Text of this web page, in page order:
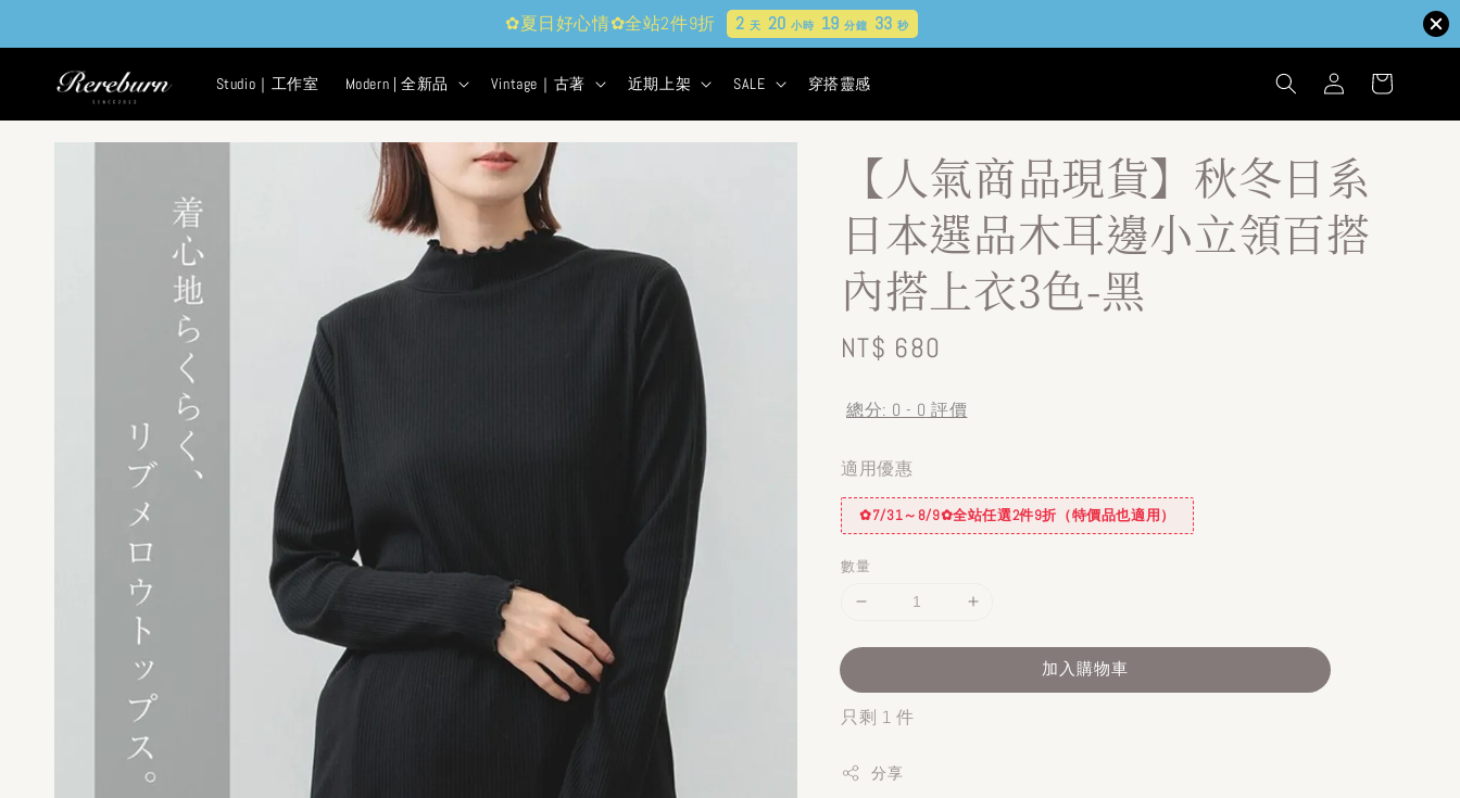
✿夏日好心情✿全站2件9折 2 天 20小時 19分鐘 32秒
Studio｜工作室 Modern | 全新品 Vintage｜古著 近期上架 SALE 穿搭靈感
【人氣商品現貨】秋冬日系
日本選品木耳邊小立領百搭
內搭上衣3色-黑
Regular
NT$ 680
總分: 0 - 0 評價
適用優惠
✿7/31～8/9✿全站任選2件9折（特價品也適用）
數量
加入購物車
只剩 1 件
分享